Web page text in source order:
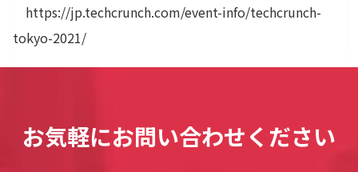
https://jp.techcrunch.com/event-info/techcrunch-
tokyo-2021/
お気軽にお問い合わせください